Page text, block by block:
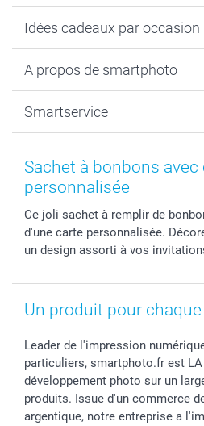
Calendrier photo & Agenda photo
Tirage photo & agrandissement
Faire-part & Cartes
Coques smartphone
Stickers & Etiquettes
Dénicheur d'idées cadeau
Idées cadeaux par occasion
Anniversaire
Naissance & baptême
Fête des Mères
Fête des Pères
Baptême
Toussaint
Saint-Valentin
Vacances
A propos de smartphoto
Plan du site
Droit de rétraction
Plaintes
Gestion des cookies
Tarifs
Investisseurs
Smartservice
Aide
smartbonus
Livraison
Modes de paiement
Statut de ma commande
Sachet à bonbons avec
personnalisée
Ce joli sachet à remplir de
d'une carte personnalisée.
un design assorti à vos
Un produit pour chaque
Leader de l'impression
particuliers, smartphoto.fr est
développement photo sur un
produits. Issue d'un commerce
argentique, notre entreprise a